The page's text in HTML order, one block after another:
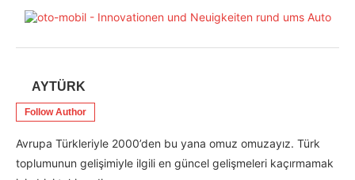
AYTÜRK
Follow Author
Avrupa Türkleriyle 2000’den bu yana omuz omuzayız. Türk
toplumunun gelişimiyle ilgili en güncel gelişmeleri kaçırmamak